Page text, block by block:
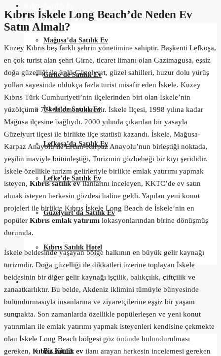
Mağusa’da Satılık Ev
Girne’de Satılık Ev
İskele’de Satılık Ev
Lefkoşa’da Satılık Ev
Lefke’de Satılık Ev
Güzelyurt’da Satılık Ev
Kıbrıs Satılık Hotel
Günlük Kiralık
Hakkımızda
Biz Kimiz
Kıbrıs İskele Long Beach’de Neden Ev
Satın Almalı?
Kuzey Kıbrıs beş farklı şehrin yönetimine sahiptir. Başkenti Lefkoşa,
en çok turist alan şehri Girne, ticaret limanı olan Gazimagusa, eşsiz
doğa güzelliği ile ünlü Güzelyurt, güzel sahilleri, huzur dolu yürüş
yolları sayesinde oldukça fazla turist misafir eden İskele. Kuzey
Kıbrıs Türk Cumhuriyeti’nin ilçelerinden biri olan İskele’nin
yüzölçümü 774 kilometrekaredir. İskele İlçesi, 1998 yılına kadar
Mağusa ilçesine bağlıydı. 2000 yılında çıkarılan bir yasayla
Güzelyurt ilçesi ile birlikte ilçe statüsü kazandı. İskele, Mağusa-
Karpaz Anayolu ile Ercan-Karpaz Anayolu’nun birleştiği noktada,
yeşilin maviyle bütünleştiği, Turizmin gözbebeği bir kıyı şerididir.
İskele özellikle turizm gelirleriyle birlikte emlak yatırımı yapmak
isteyen, Kıbrıs satılık evilanlarını inceleyen, KKTC’de ev satın
almak isteyen herkesin gözdesi haline geldi. Yapılan yeni konut
projeleri ile birlikte Kıbrıs İskele Long Beach de İskele’nin en
popüler Kıbrıs emlak yatırımı lokasyonlarından birine dönüşmüş
durumda.
İskele beldesinde yaşayan bölge halkının en büyük gelir kaynağı
turizmdir. Doğa güzelliği ile dikkatleri üzerine toplayan İskele
beldesinin bir diğer gelir kaynağı işçilik, balıkçılık, çiftçilik ve
zanaatkarlıktır. Bu belde, Akdeniz iklimini tümüyle bünyesinde
bulundurmasıyla insanlarına ve ziyaretçilerine eşşiz bir yaşam
sunmakta. Son zamanlarda özellikle popülerleşen ve yeni konut
yatırımları ile emlak yatırımı yapmak isteyenleri kendisine çekmekte
olan İskele Long Beach bölgesi göz önünde bulundurulması
gereken, Kıbrıs satılık ev ilanı arayan herkesin incelemesi gereken